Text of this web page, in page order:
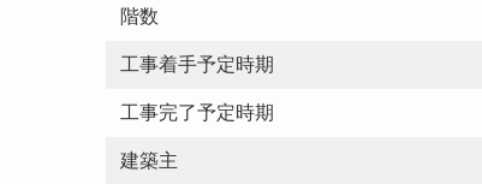
階数
工事着手予定時期
工事完了予定時期
建築主